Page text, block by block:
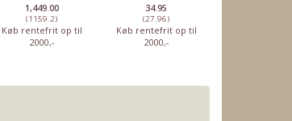
1,449.00
(1159.2)
Køb rentefrit op til
2000,-
34.95
(27.96)
Køb rentefrit op til
2000,-